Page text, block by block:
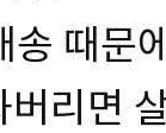
송 때문
리면